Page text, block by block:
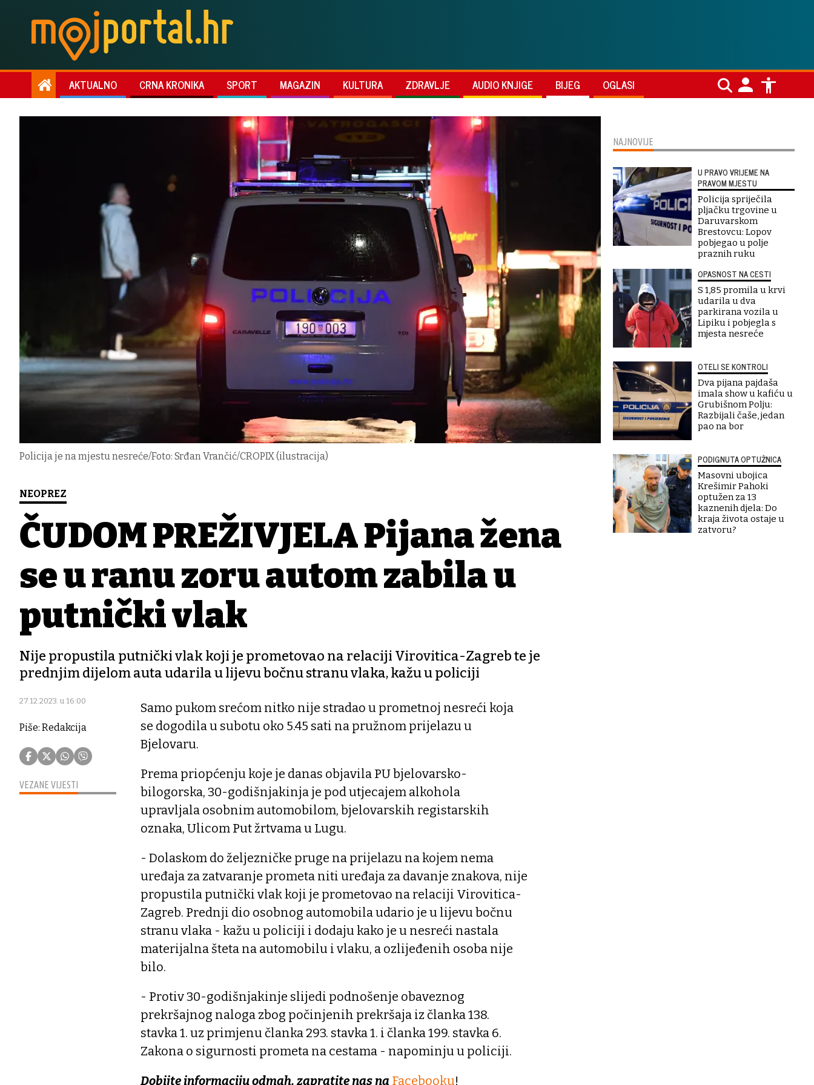
AKTUALNO CRNA KRONIKA SPORT MAGAZIN KULTURA ZDRAVLJE AUDIO KNJIGE BIJEG OGLASI
Policija je na mjestu nesreće/Foto: Srđan Vrančić/CROPIX (ilustracija)
NEOPREZ
ČUDOM PREŽIVJELA Pijana žena
se u ranu zoru autom zabila u
putnički vlak
Nije propustila putnički vlak koji je prometovao na relaciji Virovitica-Zagreb te je
prednjim dijelom auta udarila u lijevu bočnu stranu vlaka, kažu u policiji
27.12.2023. u 16:00
Piše: Redakcija
VEZANE VIJESTI
Samo pukom srećom nitko nije stradao u prometnoj nesreći koja
se dogodila u subotu oko 5.45 sati na pružnom prijelazu u
Bjelovaru.
Prema priopćenju koje je danas objavila PU bjelovarsko-
bilogorska, 30-godišnjakinja je pod utjecajem alkohola
upravljala osobnim automobilom, bjelovarskih registarskih
oznaka, Ulicom Put žrtvama u Lugu.
- Dolaskom do željezničke pruge na prijelazu na kojem nema
uređaja za zatvaranje prometa niti uređaja za davanje znakova, nije
propustila putnički vlak koji je prometovao na relaciji Virovitica-
Zagreb. Prednji dio osobnog automobila udario je u lijevu bočnu
stranu vlaka - kažu u policiji i dodaju kako je u nesreći nastala
materijalna šteta na automobilu i vlaku, a ozlijeđenih osoba nije
bilo.
- Protiv 30-godišnjakinje slijedi podnošenje obaveznog
prekršajnog naloga zbog počinjenih prekršaja iz članka 138.
stavka 1. uz primjenu članka 293. stavka 1. i članka 199. stavka 6.
Zakona o sigurnosti prometa na cestama - napominju u policiji.
Dobijte informaciju odmah, zapratite nas na Facebooku!
NAJNOVIJE
U PRAVO VRIJEME NA
PRAVOM MJESTU
Policija spriječila
pljačku trgovine u
Daruvarskom
Brestovcu: Lopov
pobjegao u polje
praznih ruku
OPASNOST NA CESTI
S 1,85 promila u krvi
udarila u dva
parkirana vozila u
Lipiku i pobjegla s
mjesta nesreće
OTELI SE KONTROLI
Dva pijana pajdaša
imala show u kafiću u
Grubišnom Polju:
Razbijali čaše, jedan
pao na bor
PODIGNUTA OPTUŽNICA
Masovni ubojica
Krešimir Pahoki
optužen za 13
kaznenih djela: Do
kraja života ostaje u
zatvoru?